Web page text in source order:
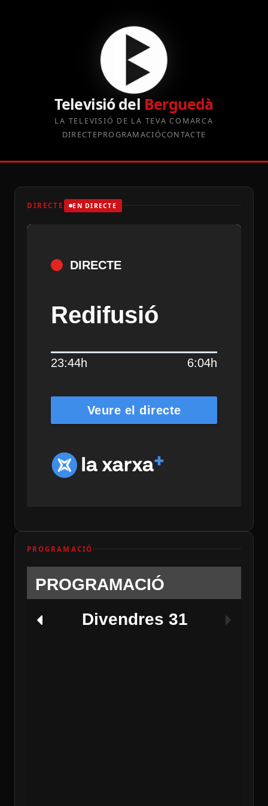
Televisió del Berguedà
LA TELEVISIÓ DE LA TEVA COMARCA
DIRECTEPROGRAMACIÓCONTACTE
DIRECTE EN DIRECTE
DIRECTE
Redifusió
23:44h 6:04h
Veure el directe
PROGRAMACIÓ
PROGRAMACIÓ
Divendres 31